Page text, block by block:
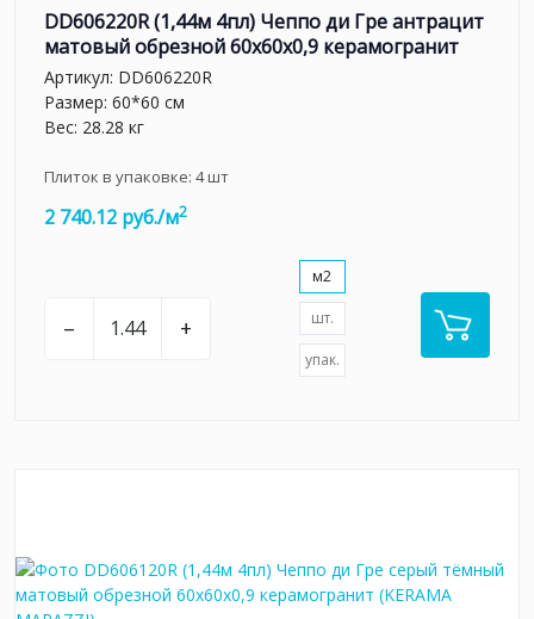
DD606220R (1,44м 4пл) Чеппо ди Гре антрацит
матовый обрезной 60x60x0,9 керамогранит
Артикул: DD606220R
Размер: 60*60 см
Вес: 28.28 кг
Плиток в упаковке: 4шт
2 740.12 руб./м2
– +
м2
шт.
упак.